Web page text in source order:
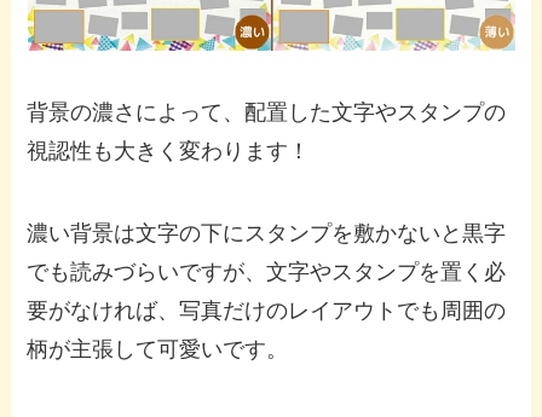
背景の濃さによって、配置した文字やスタンプの
視認性も大きく変わります！
濃い背景は文字の下にスタンプを敷かないと黒字
でも読みづらいですが、文字やスタンプを置く必
要がなければ、写真だけのレイアウトでも周囲の
柄が主張して可愛いです。